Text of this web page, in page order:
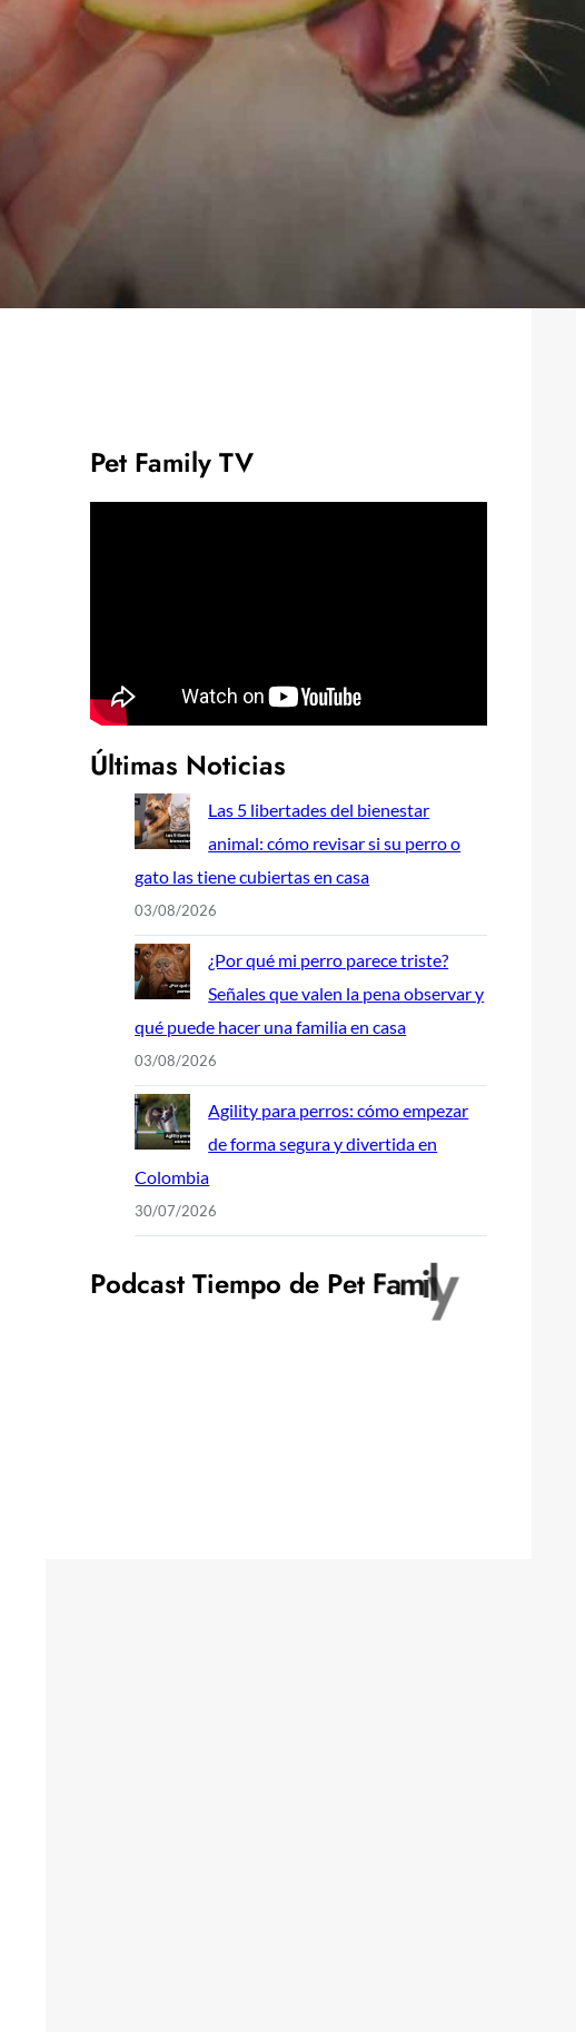
Revista
Pet Family TV
Últimas Noticias
Las 5 libertades del bienestar
animal: cómo revisar si su perro o
gato las tiene cubiertas en casa
03/08/2026
¿Por qué mi perro parece triste?
Señales que valen la pena observar y
qué puede hacer una familia en casa
03/08/2026
Agility para perros: cómo empezar
de forma segura y divertida en
Colombia
30/07/2026
Podcast Tiempo de Pet Family